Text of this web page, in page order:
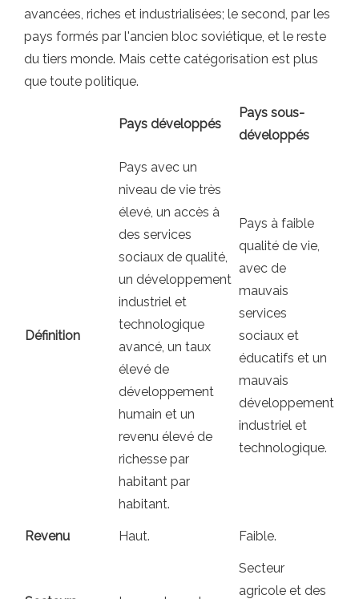
avancées, riches et industrialisées; le second, par les
pays formés par l'ancien bloc soviétique, et le reste
du tiers monde. Mais cette catégorisation est plus
que toute politique.
Pays développés
Pays sous-
développés
Définition
Pays avec un
niveau de vie très
élevé, un accès à
des services
sociaux de qualité,
un développement
industriel et
technologique
avancé, un taux
élevé de
développement
humain et un
revenu élevé de
richesse par
habitant par
habitant.
Pays à faible
qualité de vie,
avec de
mauvais
services
sociaux et
éducatifs et un
mauvais
développement
industriel et
technologique.
Revenu Haut. Faible.
Secteur
agricole et des